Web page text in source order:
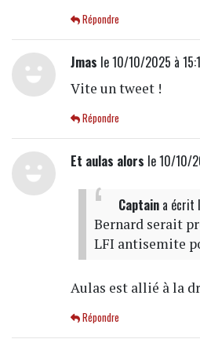
Répondre
Jmas le 10/10/2025 à
Vite un tweet !
Répondre
Et aulas alors le 10/10/
Captaina écrit
Bernard serait
LFI antisemite
Aulas est allié à la
Répondre